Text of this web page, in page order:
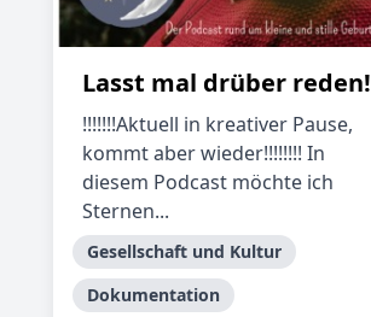
Lasst mal drüber reden!
!!!!!!!Aktuell in kreativer Pause,
kommt aber wieder!!!!!!!! In
diesem Podcast möchte ich
Sternen...
Gesellschaft und Kultur
Dokumentation